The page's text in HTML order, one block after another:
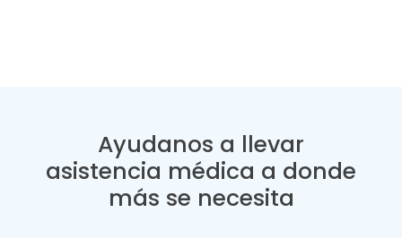
Ayudanos a llevar
asistencia médica a donde
más se necesita